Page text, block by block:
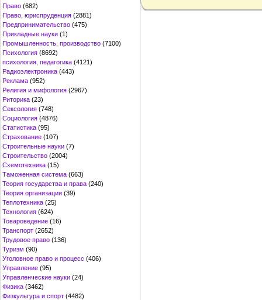
Право (682)
Право, юриспруденция (2881)
Предпринимательство (475)
Прикладные науки (1)
Промышленность, производство (7100)
Психология (8692)
психология, педагогика (4121)
Радиоэлектроника (443)
Реклама (952)
Религия и мифология (2967)
Риторика (23)
Сексология (748)
Социология (4876)
Статистика (95)
Страхование (107)
Строительные науки (7)
Строительство (2004)
Схемотехника (15)
Таможенная система (663)
Теория государства и права (240)
Теория организации (39)
Теплотехника (25)
Технология (624)
Товароведение (16)
Транспорт (2652)
Трудовое право (136)
Туризм (90)
Уголовное право и процесс (406)
Управление (95)
Управленческие науки (24)
Физика (3462)
Физкультура и спорт (4482)